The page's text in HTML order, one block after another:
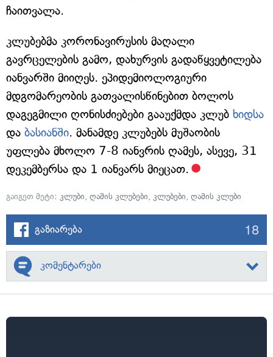
ჩაითვალა.
კლუბებმა კორონავირუსის მაღალი
გავრცელების გამო, დახურვის გადაწყვეტილება
იანვარში მიიღეს. ეპიდემიოლოგიური
მდგომარეობის გათვალისწინებით ბოლოს
დაგეგმილი ღონისძიებები გააუქმდა კლუბ ხიდსა
და ბასიანში. მანამდე კლუბებს მუშაობის
უფლება მხოლო 7-8 იანვრის ღამეს, ასევე, 31
დეკემბერსა და 1 იანვარს მიეცათ.
გაიგეთ მეტი: კლუბი, ღამის კლუბები, კლუბები, ღამის კლუბი
გაზიარება 18
კომენტარები